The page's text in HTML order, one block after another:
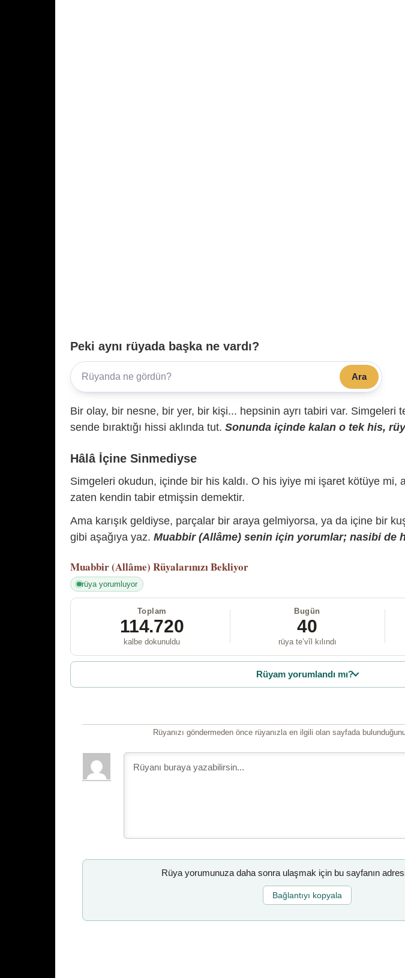
Peki aynı rüyada başka ne vardı?
Ara
Bir olay, bir nesne, bir yer, bir kişi... hepsinin ayrı tabiri var. Simgeleri
sende bıraktığı hissi aklında tut. Sonunda içinde kalan o tek his,
Hâlâ İçine Sinmediyse
Simgeleri okudun, içinde bir his kaldı. O his iyiye mi işaret kötüye mi,
zaten kendin tabir etmişsin demektir.
Ama karışık geldiyse, parçalar bir araya gelmiyorsa, ya da içine bir
gibi aşağıya yaz. Muabbir (Allâme) senin için yorumlar; nasibi de
Muabbir (Allâme) Rüyalarınızı Bekliyor
rüya yorumluyor
Toplam
114.720
kalbe dokunuldu
Bugün
40
rüya te’vîl kılındı
Rüyam yorumlandı mı?
Rüyanızı göndermeden önce rüyanızla en ilgili olan sayfada
Rüya yorumunuza daha sonra ulaşmak için bu sayfanın
Bağlantıyı kopyala